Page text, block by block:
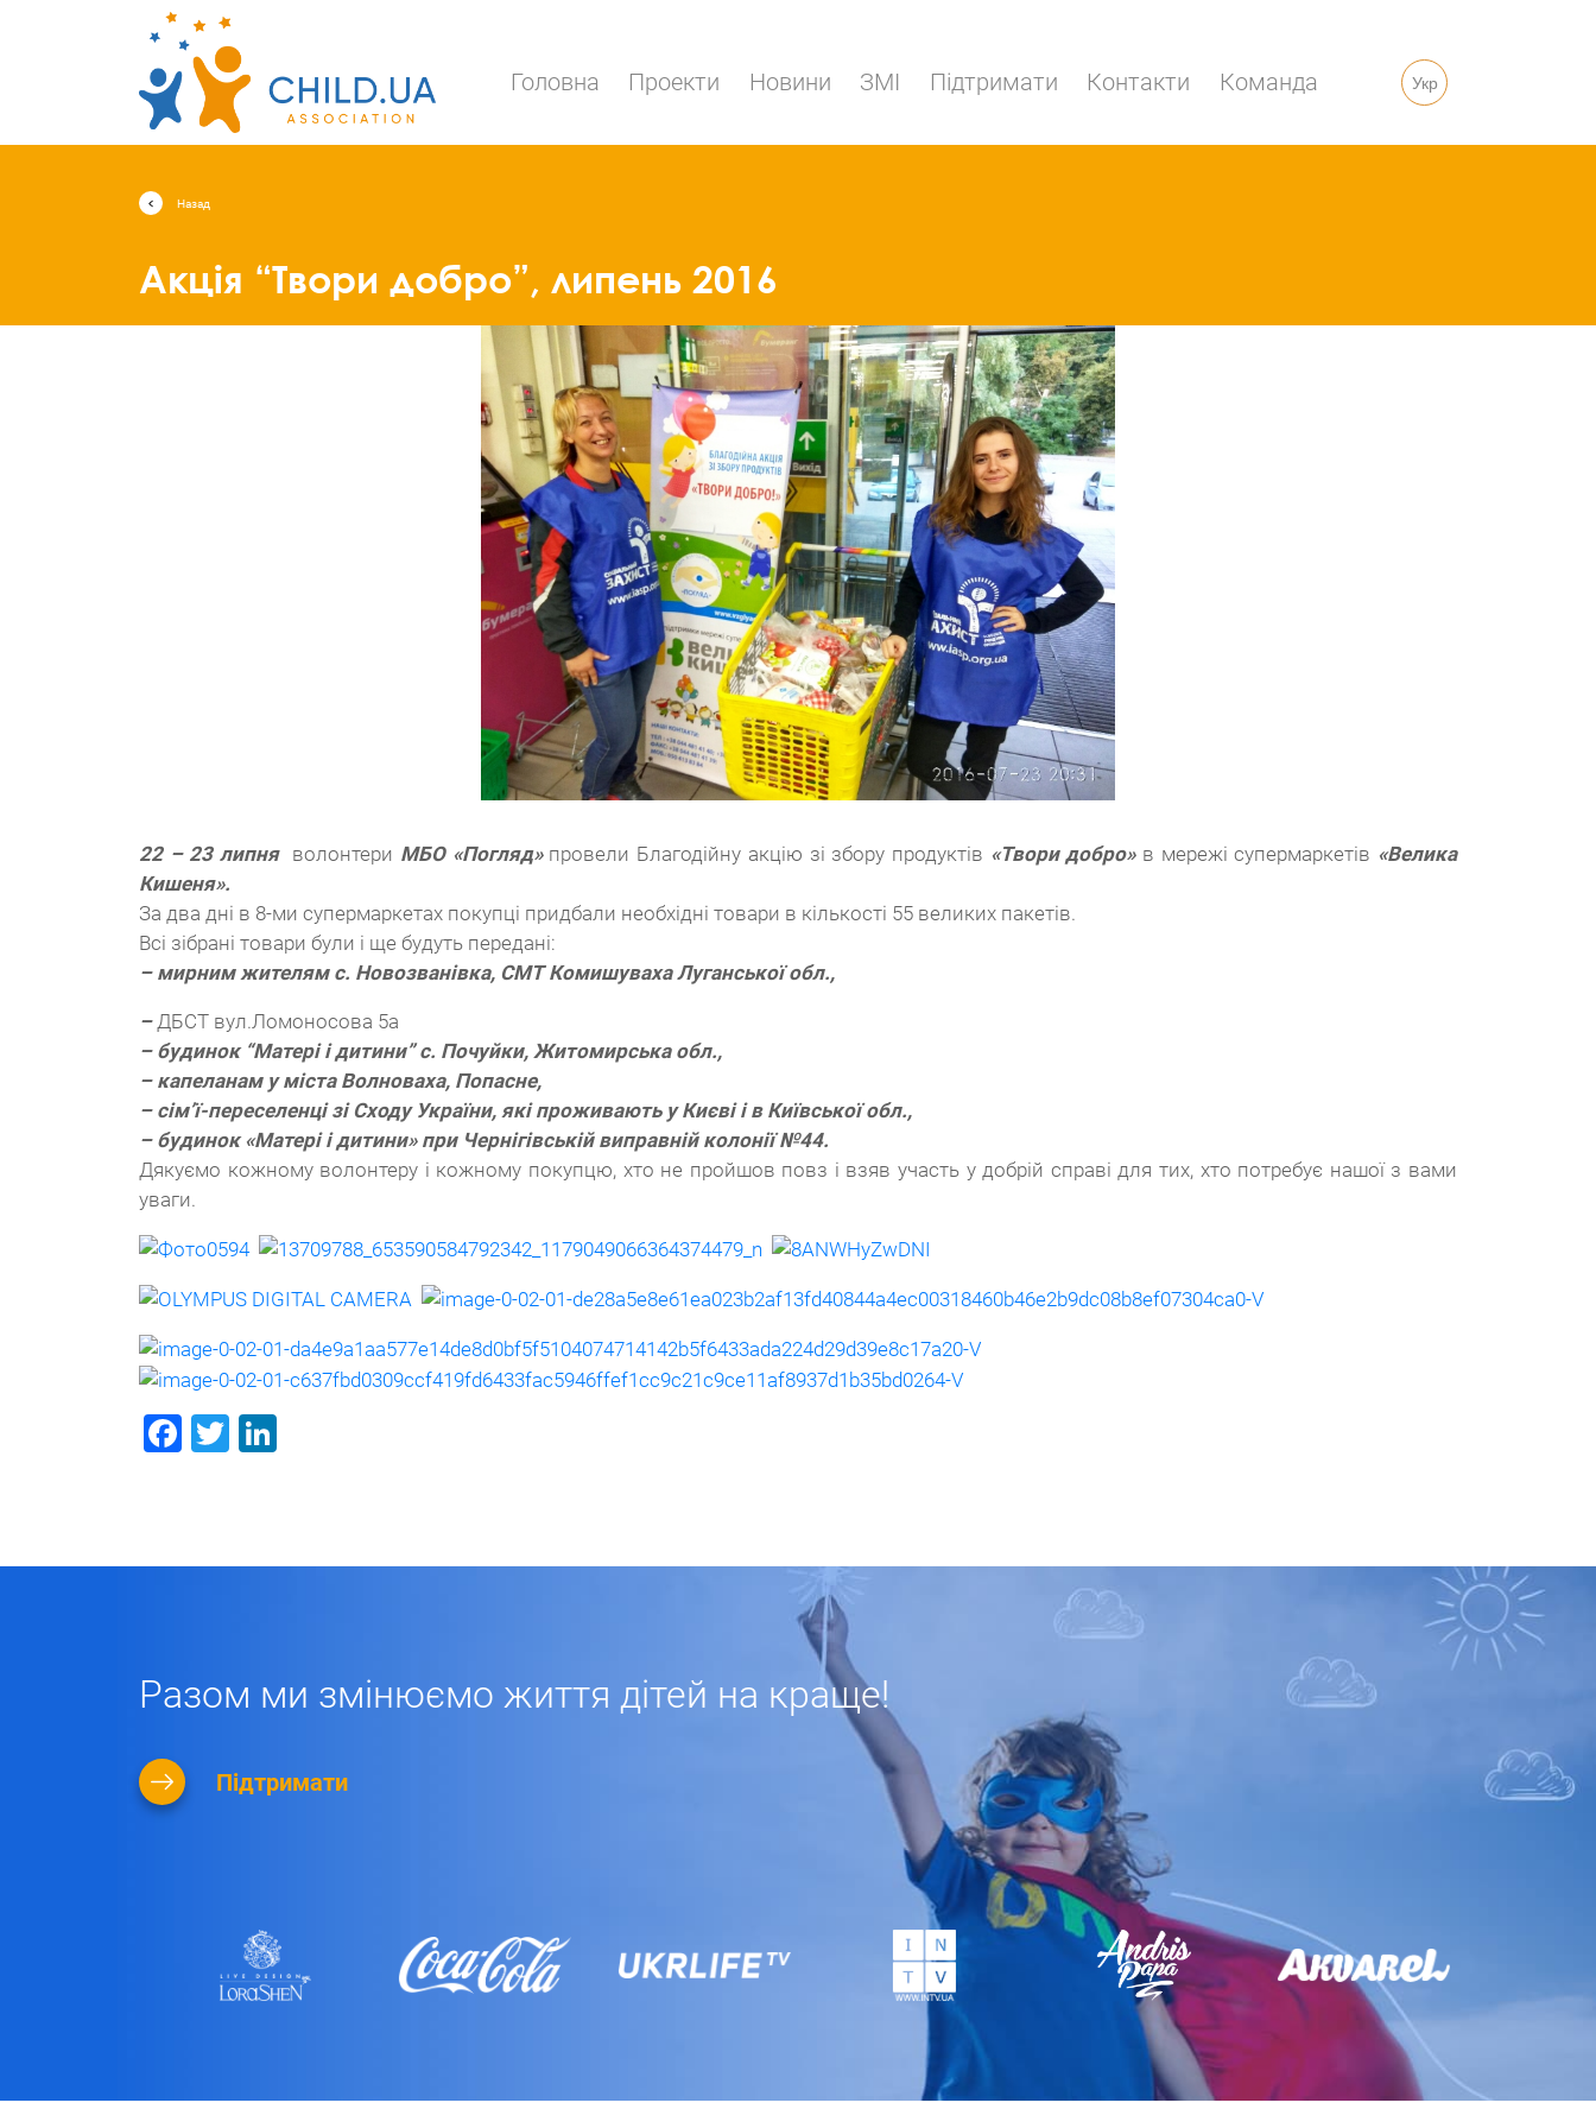
Головна Проекти Новини ЗМІ Підтримати Контакти Команда Укр
Назад
Акція “Твори добро”, липень 2016
22 – 23 липня волонтери МБО «Погляд»провели Благодійну акцію зі збору продуктів «Твори добро»в мережі супермаркетів «Велика
Кишеня».
За два дні в 8-ми супермаркетах покупці придбали необхідні товари в кількості 55 великих пакетів.
Всі зібрані товари були і ще будуть передані:
– мирним жителям с. Новозванівка, СМТ Комишуваха Луганської обл.,
–ДБСТ вул.Ломоносова 5а
– будинок “Матері і дитини” с. Почуйки, Житомирська обл.,
– капеланам у міста Волноваха, Попасне,
– сім’ї-переселенці зі Сходу України, які проживають у Києві ів Київської обл.,
– будинок «Матері і дитини» при Чернігівській виправній колонії №44.
Дякуємо кожному волонтеру і кожному покупцю, хто не пройшов повз і взяв участь у добрій справі для тих, хто потребує нашої з вами
уваги.
Facebook
Twitter
Разом ми змінюємо життя дітей на краще!
Підтримати